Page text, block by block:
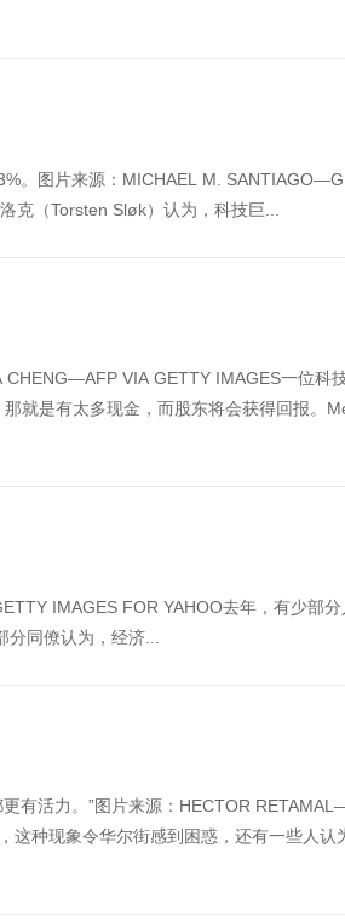
。图片来源：MICHAEL M.
克（Torsten Sløk）认为，科技巨...
CHENG—AFP VIA GETTY IMAGES一位科
就是有太多现金，而股东将会获得回报。
IMAGES FOR YAHOO去年，有少部分
同僚认为，经济...
有活力。”图片来源：HECTOR
这种现象令华尔街感到困惑，还有一些人认